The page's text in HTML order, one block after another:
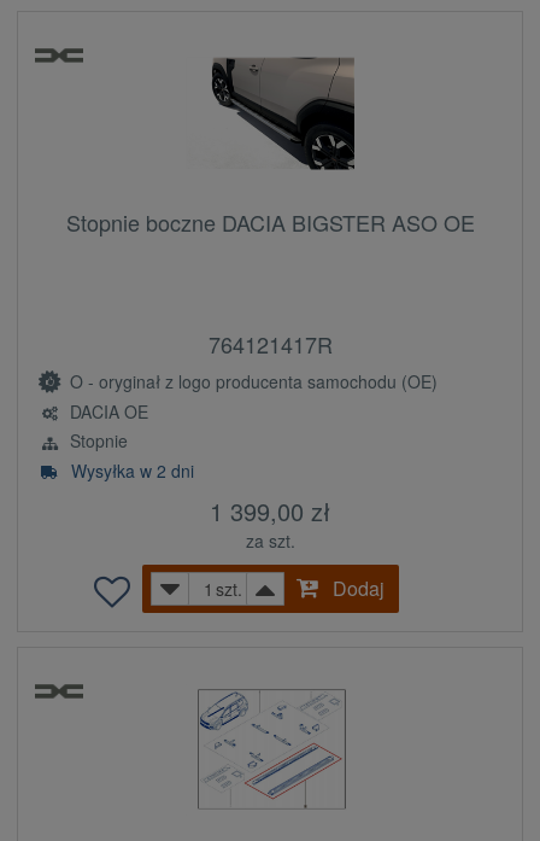
Stopnie boczne DACIA BIGSTER ASO OE
764121417R
O - oryginał z logo producenta samochodu (OE)
DACIA OE
Stopnie
Wysyłka w 2 dni
1 399,00 zł
za szt.
szt.
Dodaj